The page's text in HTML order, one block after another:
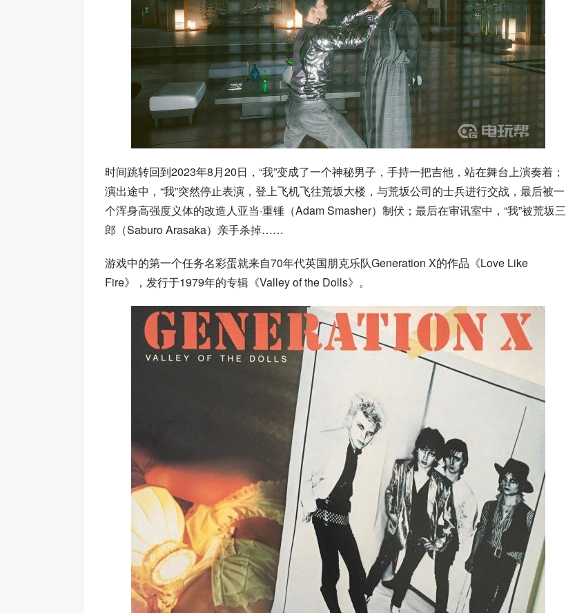
时间跳转回到2023年8月20日，“我”变成了一个神秘男子，手持一把吉他，站在舞台上演奏着；
演出途中，“我”突然停止表演，登上飞机飞往荒坂大楼，与荒坂公司的士兵进行交战，最后被一
个浑身高强度义体的改造人亚当·重锤（Adam Smasher）制伏；最后在审讯室中，“我”被荒坂三
郎（Saburo Arasaka）亲手杀掉……
游戏中的第一个任务名彩蛋就来自70年代英国朋克乐队Generation X的作品《Love Like
Fire》，发行于1979年的专辑《Valley of the Dolls》。